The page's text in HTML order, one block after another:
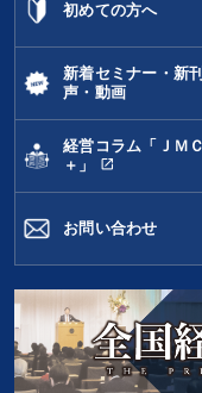
すべての音声・動画（全
タグ・キーワード
節税 スポーツ関連
資産運用 賃金制度
ブランディング 企
初めての方へ
新着セミナー・新
声・動画
経営コラム「ＪＭ
＋」
open_in_new
お問い合わせ